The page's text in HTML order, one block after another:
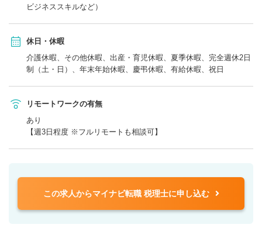
ビジネススキルなど）
休日・休暇
介護休暇、その他休暇、出産・育児休暇、夏季休暇、完全週休2日
制（土・日）、年末年始休暇、慶弔休暇、有給休暇、祝日
リモートワークの有無
あり
【週3日程度 ※フルリモートも相談可】
この求人からマイナビ転職 税理士に申し込む